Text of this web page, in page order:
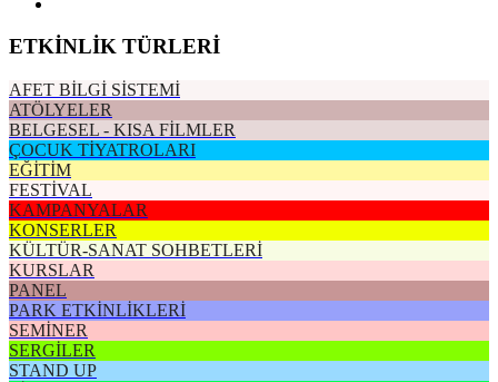
ETKİNLİK TÜRLERİ
AFET BİLGİ SİSTEMİ
ATÖLYELER
BELGESEL - KISA FİLMLER
ÇOCUK TİYATROLARI
EĞİTİM
FESTİVAL
KAMPANYALAR
KONSERLER
KÜLTÜR-SANAT SOHBETLERİ
KURSLAR
PANEL
PARK ETKİNLİKLERİ
SEMİNER
SERGİLER
STAND UP